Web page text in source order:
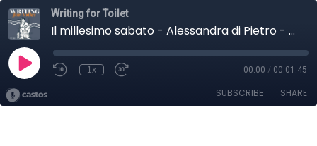
Writing for Toilet
Il millesimo sabato - Alessandra di Pietro - Writing for Toilet 24 Febbraio 2026
1x 00:00 / 00:01:45
SUBSCRIBE SHARE